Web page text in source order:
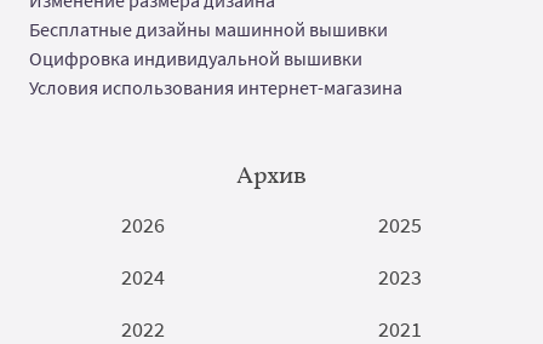
Бесплатные дизайны машинной вышивки
Оцифровка индивидуальной вышивки
Условия использования интернет-магазина
Архив
2026
2025
2024
2023
2022
2021